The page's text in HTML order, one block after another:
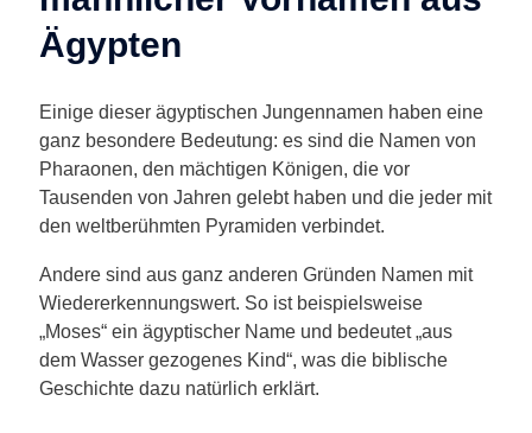
Ägypten
Einige dieser ägyptischen Jungennamen haben eine
ganz besondere Bedeutung: es sind die Namen von
Pharaonen, den mächtigen Königen, die vor
Tausenden von Jahren gelebt haben und die jeder mit
den weltberühmten Pyramiden verbindet.
Andere sind aus ganz anderen Gründen Namen mit
Wiedererkennungswert. So ist beispielsweise
„Moses“ ein ägyptischer Name und bedeutet „aus
dem Wasser gezogenes Kind“, was die biblische
Geschichte dazu natürlich erklärt.